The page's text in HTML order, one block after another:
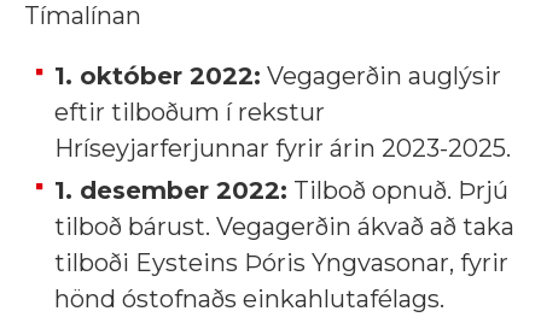
Tímalínan
1. október 2022: Vegagerðin auglýsir
eftir tilboðum í rekstur
Hríseyjarferjunnar fyrir árin 2023-2025.
1. desember 2022: Tilboð opnuð. Þrjú
tilboð bárust. Vegagerðin ákvað að taka
tilboði Eysteins Þóris Yngvasonar, fyrir
hönd óstofnaðs einkahlutafélags.